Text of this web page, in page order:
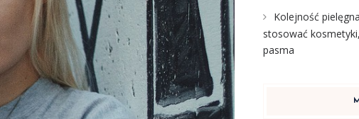
Kolejność
stosować
pasma